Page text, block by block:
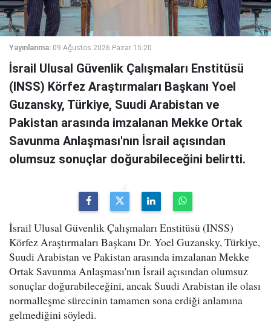
Yayınlanma: 09 Ağustos 2026 Pazar 15:20
İsrail Ulusal Güvenlik Çalışmaları Enstitüsü
(INSS) Körfez Araştırmaları Başkanı Yoel
Guzansky, Türkiye, Suudi Arabistan ve
Pakistan arasında imzalanan Mekke Ortak
Savunma Anlaşması'nın İsrail açısından
olumsuz sonuçlar doğurabileceğini belirtti.
İsrail Ulusal Güvenlik Çalışmaları Enstitüsü (INSS)
Körfez Araştırmaları Başkanı Dr. Yoel Guzansky, Türkiye,
Suudi Arabistan ve Pakistan arasında imzalanan Mekke
Ortak Savunma Anlaşması'nın İsrail açısından olumsuz
sonuçlar doğurabileceğini, ancak Suudi Arabistan ile olası
normalleşme sürecinin tamamen sona erdiği anlamına
gelmediğini söyledi.